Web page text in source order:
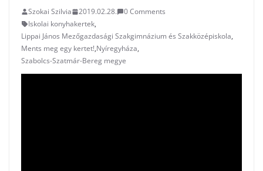
Szokai Szilvia 2019.02.28.
0 Comments
Iskolai konyhakertek,
Lippai János Mezőgazdasági Szakgimnázium és Szakközépiskola,
Ments meg egy kertet!,Nyíregyháza,
Szabolcs-Szatmár-Bereg megye